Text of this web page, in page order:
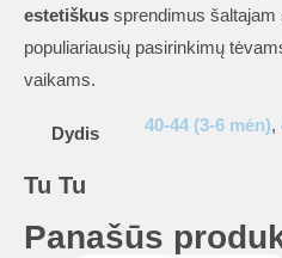
estetiškus sprendimus šaltajam
populiariausių pasirinkimų
vaikams.
Dydis 40-44 (3-6 mėn),
Tu Tu
Panašūs